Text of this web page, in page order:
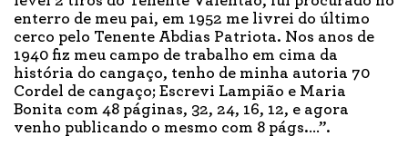
enterro de meu pai, em 1952 me livrei do último
cerco pelo Tenente Abdias Patriota. Nos anos de
1940 fiz meu campo de trabalho em cima da
história do cangaço, tenho de minha autoria 70
Cordel de cangaço; Escrevi Lampião e Maria
Bonita com 48 páginas, 32, 24, 16, 12, e agora
venho publicando o mesmo com 8 págs.…”.